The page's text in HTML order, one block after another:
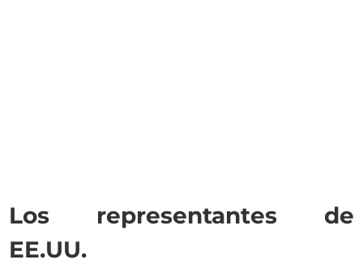
Los representantes de
EE.UU.